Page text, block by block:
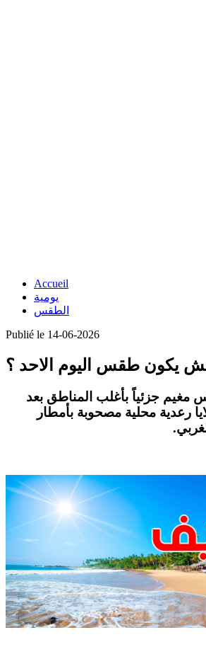
Accueil
يومية
الطقس
Publié le 14-06-2026
يكون طقس اليوم الاحد ؟
جزئياً بأغلب المناطق بعد
رعدية محلية مصحوبة بأمطار